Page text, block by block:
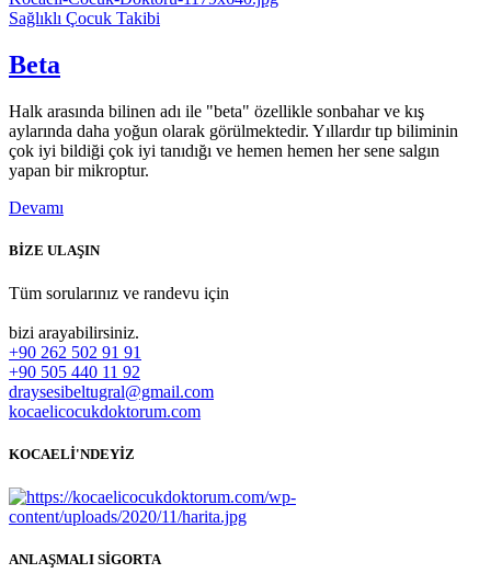
Sağlıklı Çocuk Takibi
Beta
Halk arasında bilinen adı ile "beta" özellikle sonbahar ve kış
aylarında daha yoğun olarak görülmektedir. Yıllardır tıp biliminin
çok iyi bildiği çok iyi tanıdığı ve hemen hemen her sene salgın
yapan bir mikroptur.
Devamı
BİZE ULAŞIN
Tüm sorularınız ve randevu için
bizi arayabilirsiniz.
+90 262 502 91 91
+90 505 440 11 92
draysesibeltugral@gmail.com
kocaelicocukdoktorum.com
KOCAELİ'NDEYİZ
ANLAŞMALI SİGORTA